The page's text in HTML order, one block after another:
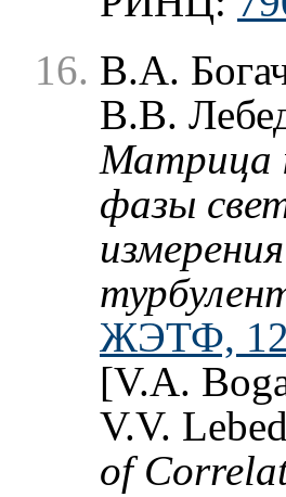
В.А.
В.В.
Матрица
фазы
ЖЭТФ,
[V.A.
V.V.
of